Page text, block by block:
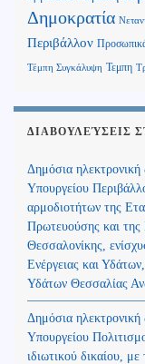
Δημοκρατία
Περιβάλλον
Τέμπη Συγκάλυψη Τεμπη
ΔΙΑΒΟΥΛΕΎΣΕΙΣ
Δημόσια ηλεκτρονική
Υπουργείου
αρμοδιοτήτων της
Πρωτευούσης και της
Θεσσαλονίκης,
Ενέργειας και
Υδάτων Θεσσαλίας
Δημόσια ηλεκτρονική
Υπουργείου
ιδιωτικού δικαίου,